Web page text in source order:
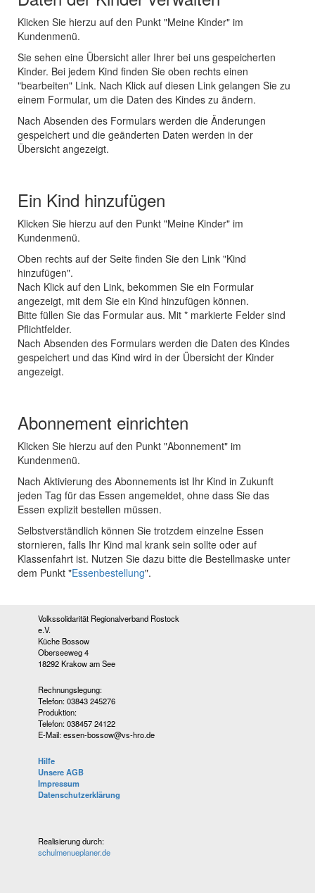
Klicken Sie hierzu auf den Punkt "Meine Kinder" im
Kundenmenü.
Sie sehen eine Übersicht aller Ihrer bei uns gespeicherten
Kinder. Bei jedem Kind finden Sie oben rechts einen
"bearbeiten" Link. Nach Klick auf diesen Link gelangen Sie zu
einem Formular, um die Daten des Kindes zu ändern.
Nach Absenden des Formulars werden die Änderungen
gespeichert und die geänderten Daten werden in der
Übersicht angezeigt.
Ein Kind hinzufügen
Klicken Sie hierzu auf den Punkt "Meine Kinder" im
Kundenmenü.
Oben rechts auf der Seite finden Sie den Link "Kind
hinzufügen".
Nach Klick auf den Link, bekommen Sie ein Formular
angezeigt, mit dem Sie ein Kind hinzufügen können.
Bitte füllen Sie das Formular aus. Mit * markierte Felder sind
Pflichtfelder.
Nach Absenden des Formulars werden die Daten des Kindes
gespeichert und das Kind wird in der Übersicht der Kinder
angezeigt.
Abonnement einrichten
Klicken Sie hierzu auf den Punkt "Abonnement" im
Kundenmenü.
Nach Aktivierung des Abonnements ist Ihr Kind in Zukunft
jeden Tag für das Essen angemeldet, ohne dass Sie das
Essen explizit bestellen müssen.
Selbstverständlich können Sie trotzdem einzelne Essen
stornieren, falls Ihr Kind mal krank sein sollte oder auf
Klassenfahrt ist. Nutzen Sie dazu bitte die Bestellmaske unter
dem Punkt "Essenbestellung".
Volkssolidarität Regionalverband Rostock
e.V.
Küche Bossow
Oberseeweg 4
18292 Krakow am See
Rechnungslegung:
Telefon: 03843 245276
Produktion:
Telefon: 038457 24122
E-Mail: essen-bossow@vs-hro.de
Hilfe
Unsere AGB
Impressum
Datenschutzerklärung
Realisierung durch:
schulmenueplaner.de